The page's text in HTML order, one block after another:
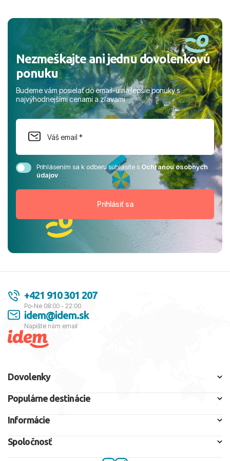
Nezmeškajte ani jednu dovolenkovú
ponuku
Budeme vám posielať do email-u najlepšie ponuky s
najvýhodnejšími cenami a zľavami
Prihlásením sa k odberu súhlasíte sOchranou osobných
údajov
+421 910 301 207
Po-Ne 08:00 - 22:00
idem@idem.sk
Napíšte nám email
Dovolenky
Populárne destinácie
Informácie
Spoločnosť